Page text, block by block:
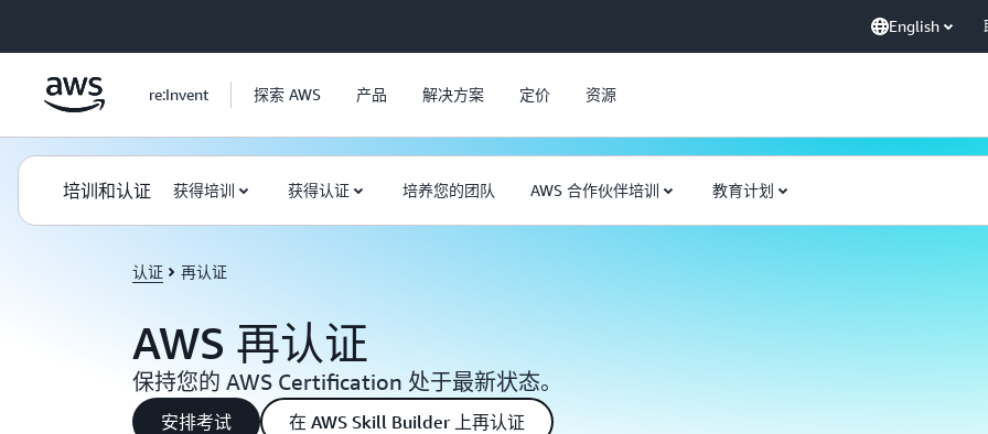
English
re:Invent 探索 AWS 产品 解决方案 定价 资源
培训和认证 获得培训 获得认证 培养您的团队 AWS 合作伙伴培训 教育计划
认证 再认证
AWS 再认证
保持您的 AWS Certification 处于最新状态。
安排考试 在 AWS Skill Builder 上再认证